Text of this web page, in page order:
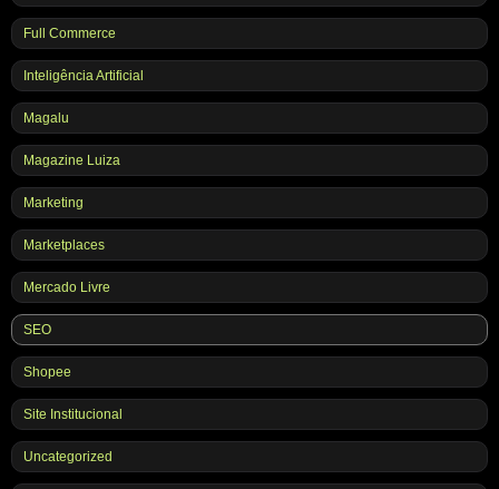
Full Commerce
Inteligência Artificial
Magalu
Magazine Luiza
Marketing
Marketplaces
Mercado Livre
SEO
Shopee
Site Institucional
Uncategorized